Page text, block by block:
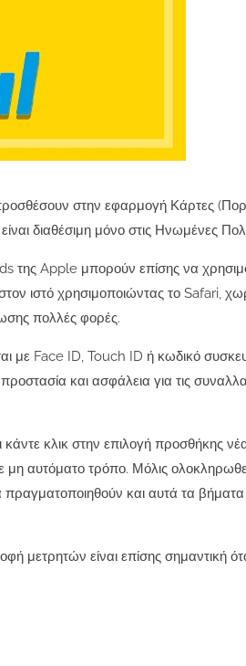
στην εφαρμογή Κάρτες
διαθέσιμη μόνο στις Ηνωμένες
της Apple μπορούν επίσης να
ιστό χρησιμοποιώντας το Safari,
πολλές φορές.
με Face ID, Touch ID ή κωδικό
και ασφάλεια για τις
κλικ στην επιλογή προσθήκης
μη αυτόματο τρόπο. Μόλις
πραγματοποιηθούν και αυτά τα
μετρητών είναι επίσης σημαντική